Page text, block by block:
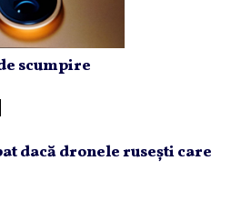
scumpire
dacă dronele ruseşti care